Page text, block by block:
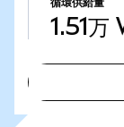
循環供給量
1.51万